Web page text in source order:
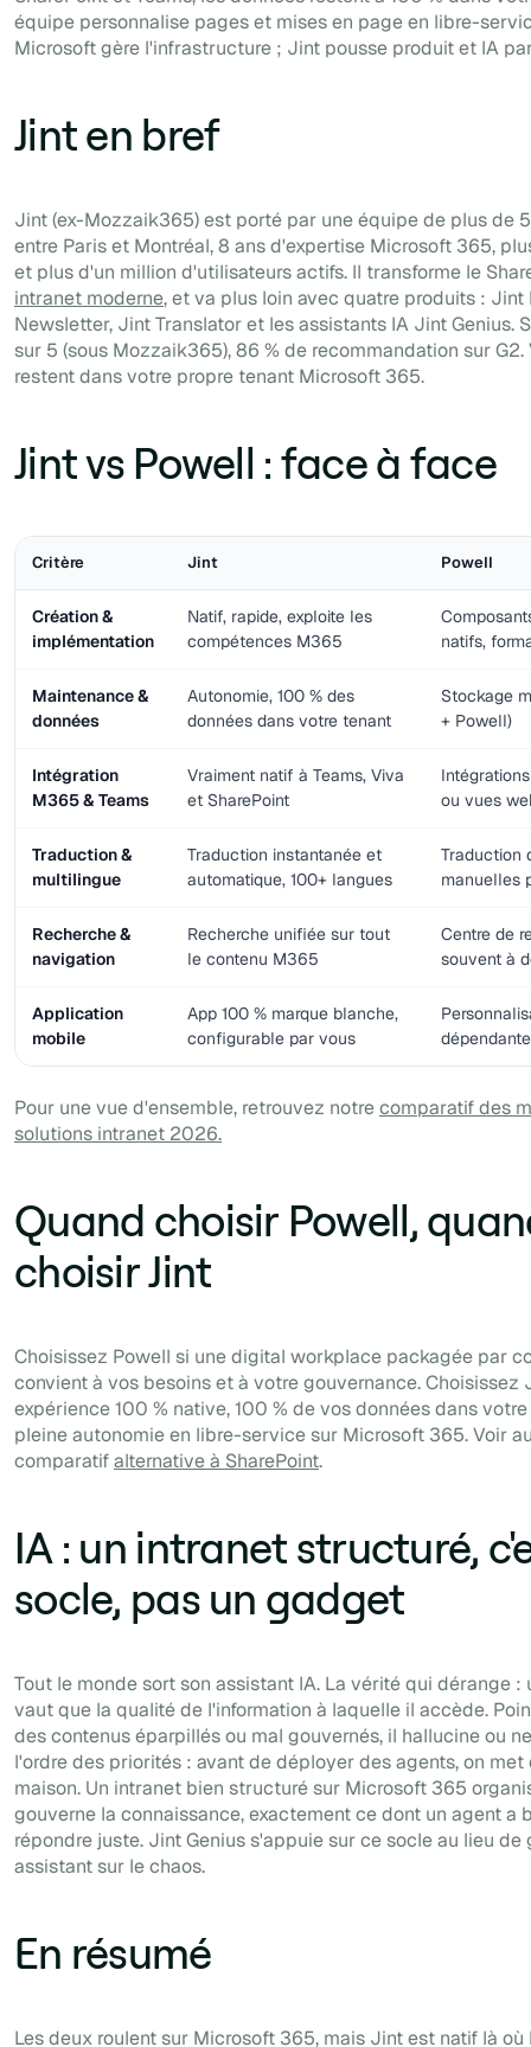
équipe personnalise pages et mises en page en libre-
Microsoft gère l'infrastructure ; Jint pousse produit et IA
Jint en bref
Jint (ex-Mozzaik365) est porté par une équipe de plus de
entre Paris et Montréal, 8 ans d'expertise Microsoft 365,
et plus d'un million d'utilisateurs actifs. Il transforme le
intranet moderne, et va plus loin avec quatre produits :
Newsletter, Jint Translator et les assistants IA Jint Genius.
sur 5 (sous Mozzaik365), 86 % de recommandation sur G2.
restent dans votre propre tenant Microsoft 365.
Jint vs Powell : face à face
Critère Jint Powell
Création &
implémentation
Natif, rapide, exploite les
compétences M365
natifs,
Maintenance &
données
Autonomie, 100 % des
données dans votre tenant
Stockage
+ Powell)
Intégration
M365 & Teams
Vraiment natif à Teams, Viva
et SharePoint
ou vues
Traduction &
multilingue
Traduction instantanée et
automatique, 100+ langues
Traduction
manuelles
Recherche &
navigation
Recherche unifiée sur tout
le contenu M365
Centre de
souvent à
Application
mobile
App 100 % marque blanche,
configurable par vous
Pour une vue d'ensemble, retrouvez notrecomparatif des
solutions intranet 2026.
Quand choisir Powell,
choisir Jint
Choisissez Powell si une digital workplace packagée par
convient à vos besoins et à votre gouvernance. Choisissez
expérience 100 % native, 100 % de vos données dans
pleine autonomie en libre-service sur Microsoft 365. Voir
comparatifalternative à SharePoint.
IA : un intranet structuré,
socle, pas un gadget
Tout le monde sort son assistant IA. La vérité qui dérange :
vaut que la qualité de l'information à laquelle il accède.
des contenus éparpillés ou mal gouvernés, il hallucine ou
l'ordre des priorités : avant de déployer des agents, on met
maison. Un intranet bien structuré sur Microsoft 365
gouverne la connaissance, exactement ce dont un agent a
répondre juste. Jint Genius s'appuie sur ce socle au lieu de
assistant sur le chaos.
En résumé
Les deux roulent sur Microsoft 365, mais Jint est natif là